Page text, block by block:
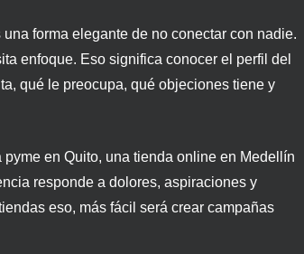
forma elegante de no conectar con nadie.
enfoque. Eso significa conocer el perfil del
qué le preocupa, qué objeciones tiene y
en Quito, una tienda online en Medellín
responde a dolores, aspiraciones y
eso, más fácil será crear campañas